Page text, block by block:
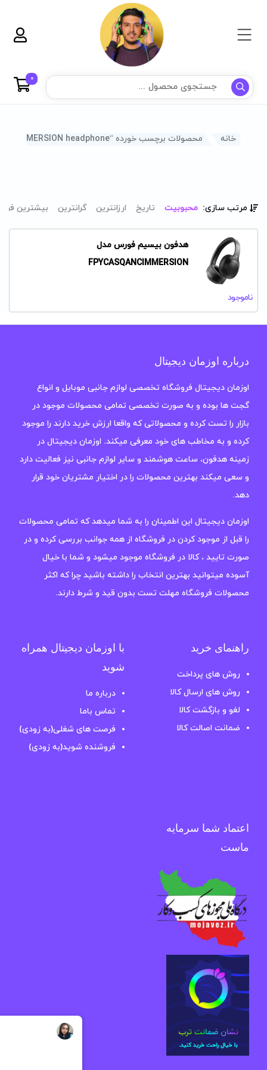
0
خانه محصولات برچسب خورده “force FPYCASQANCIMMERSION headphone”
مرتب سازی: محبوبیت تاریخ ارزانترین گرانترین بیشترین
هدفون بیسیم فورس مدل
FPYCASQANCIMMERSION
ناموجود
درباره اوزمان دیجیتال
اوزمان دیجیتال فروشگاه تخصصی لوازم جانبی موبایل و انواع
گجت ها بوده و به صورت تخصصی تمامی محصولات موجود در
بازار را تست کرده و محصولاتی که واقعا ارزش خرید دارند را موجود
کرده و به مخاطب های خود معرفی میکند. اوزمان دیجیتال در
زمینه هدفون، ساعت هوشمند و سایر لوازم جانبی نیز فعالیت دارد
و سعی میکند بهترین محصولات را در اختیار مشتریان خود قرار
دهد.
اوزمان دیجیتال این اطمینان را به شما میدهد که تمامی محصولات
را قبل از موجود کردن در فروشگاه از همه جوانب بررسی کرده و در
صورت تایید ، کالا در فروشگاه موجود میشود و شما با خیال
آسوده میتوانید بهترین انتخاب را داشته باشید چرا که اکثر
محصولات فروشگاه مهلت تست بدون قید و شرط دارند.
راهنمای خرید
روش های پرداخت
روش های ارسال کالا
لغو و بازگشت کالا
ضمانت اصالت کالا
با اوزمان دیجیتال همراه
شوید
درباره ما
تماس باما
فرصت های شغلی(به زودی)
فروشنده شوید(به زودی)
اعتماد شما سرمایه
ماست